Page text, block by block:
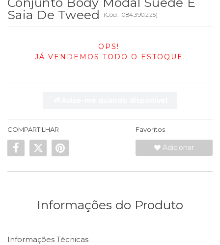
Saia De Tweed
(Cód. 1084.390.225)
OPS!
JÁ VENDEMOS TODO O ESTOQUE.
COMPARTILHAR Favoritos
Adicionar
Informações do Produto
Informações Técnicas